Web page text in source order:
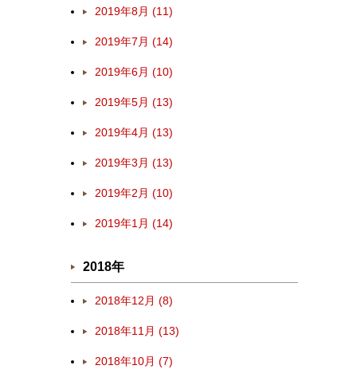
2019年8月 (11)
2019年7月 (14)
2019年6月 (10)
2019年5月 (13)
2019年4月 (13)
2019年3月 (13)
2019年2月 (10)
2019年1月 (14)
2018年
2018年12月 (8)
2018年11月 (13)
2018年10月 (7)